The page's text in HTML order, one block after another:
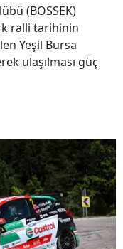
(BOSSEK)
ralli tarihinin
Yeşil Bursa
ulaşılması güç